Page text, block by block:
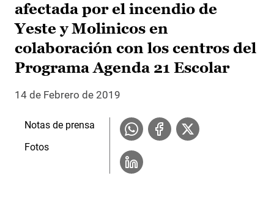
afectada por el incendio de
Yeste y Molinicos en
colaboración con los centros del
Programa Agenda 21 Escolar
14 de Febrero de 2019
Notas de prensa
Fotos